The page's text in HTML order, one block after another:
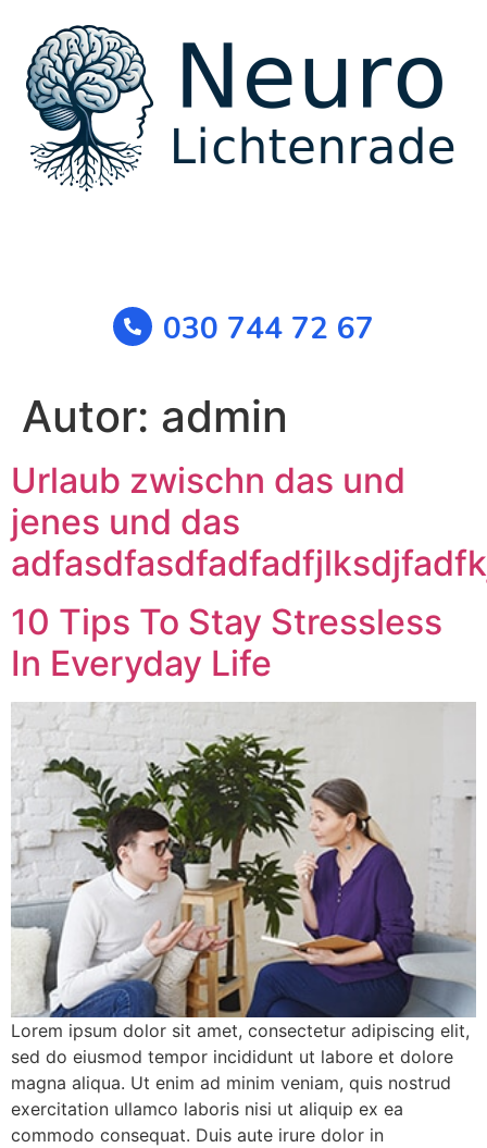
030 744 72 67
Autor: admin
Urlaub zwischn das und
jenes und das
10 Tips To Stay Stressless
In Everyday Life
Lorem ipsum dolor sit amet, consectetur adipiscing elit,
sed do eiusmod tempor incididunt ut labore et dolore
magna aliqua. Ut enim ad minim veniam, quis nostrud
exercitation ullamco laboris nisi ut aliquip ex ea
commodo consequat. Duis aute irure dolor in